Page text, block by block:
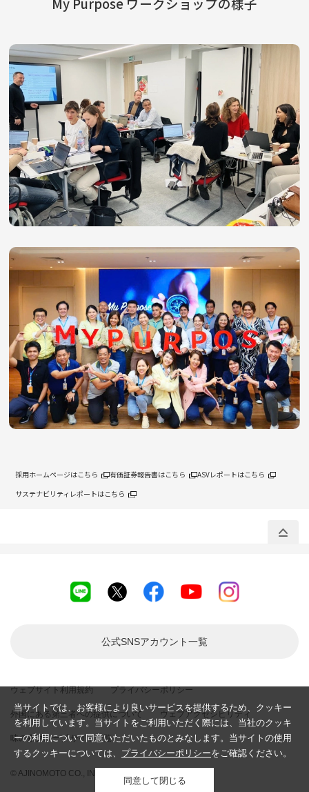
採用ホームページはこちら 有価証券報告書はこちら
ASVレポートはこちら
サステナビリティレポートはこちら
ウェブサイト利用規約 プライバシーポリシー
外国にある第三者への提供について ウェブアクセシビリティ
味の素グループ サイト一覧
© AJINOMOTO CO., INC. All rights reserved.
公式SNSアカウント一覧
当サイトでは、お客様により良いサービスを提供するため、クッキー
を利用しています。当サイトをご利用いただく際には、当社のクッキ
ーの利用について同意いただいたものとみなします。当サイトの使用
するクッキーについては、 プライバシーポリシーをご確認ください。
同意して閉じる